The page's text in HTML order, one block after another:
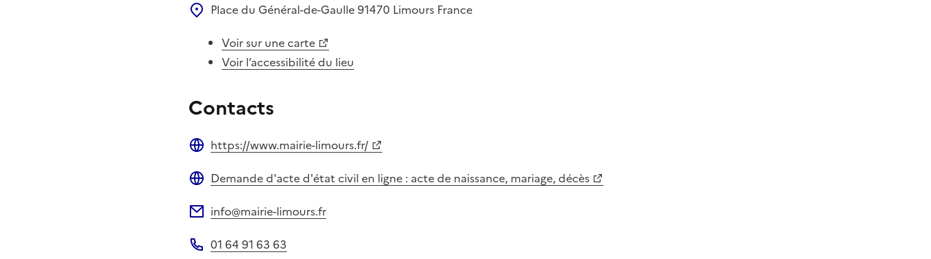
Place du Général-de-Gaulle91470 Limours France
Voir sur une carte
Voir l’accessibilité du lieu
Contacts
https://www.mairie-limours.fr/
Demande d'acte d'état civil en ligne : acte de naissance, mariage, décès
info@mairie-limours.fr
01 64 91 63 63